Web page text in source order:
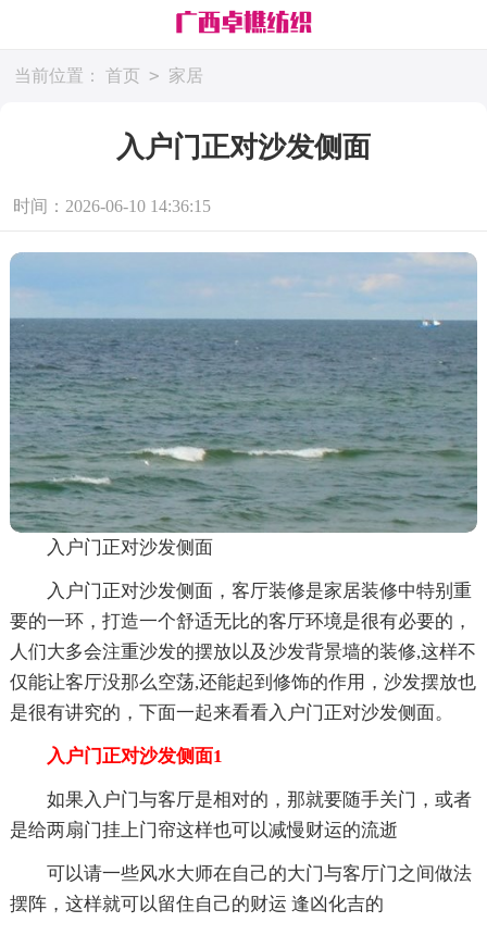
当前位置： 首页 > 家居
入户门正对沙发侧面
时间：2026-06-10 14:36:15
入户门正对沙发侧面
入户门正对沙发侧面，客厅装修是家居装修中特别重
要的一环，打造一个舒适无比的客厅环境是很有必要的，
人们大多会注重沙发的摆放以及沙发背景墙的装修,这样不
仅能让客厅没那么空荡,还能起到修饰的作用，沙发摆放也
是很有讲究的，下面一起来看看入户门正对沙发侧面。
入户门正对沙发侧面1
如果入户门与客厅是相对的，那就要随手关门，或者
是给两扇门挂上门帘这样也可以减慢财运的流逝
可以请一些风水大师在自己的大门与客厅门之间做法
摆阵，这样就可以留住自己的财运 逢凶化吉的